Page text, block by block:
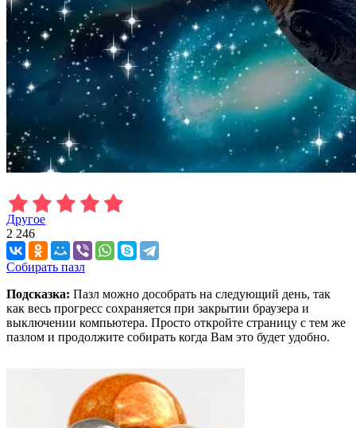
Другое
2 246
Собирать пазл
Подсказка: Пазл можно дособрать на следующий день, так
как весь прогресс сохраняется при закрытии браузера и
выключении компьютера. Просто откройте страницу с тем же
пазлом и продолжите собирать когда Вам это будет удобно.